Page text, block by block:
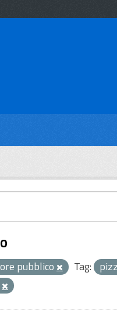
pubblico Tag: